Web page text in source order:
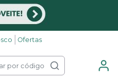
Ofertas
por código